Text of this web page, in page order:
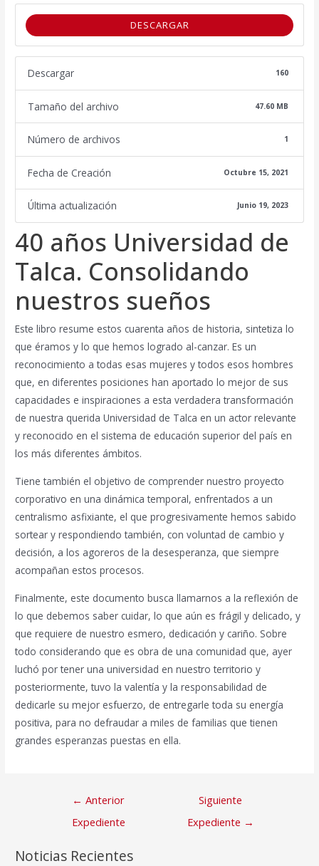
DESCARGAR
Descargar 160
Tamaño del archivo 47.60 MB
Número de archivos 1
Fecha de Creación Octubre 15, 2021
Última actualización Junio 19, 2023
40 años Universidad de
Talca. Consolidando
nuestros sueños
Este libro resume estos cuarenta años de historia, sintetiza lo
que éramos y lo que hemos logrado al-canzar. Es un
reconocimiento a todas esas mujeres y todos esos hombres
que, en diferentes posiciones han aportado lo mejor de sus
capacidades e inspiraciones a esta verdadera transformación
de nuestra querida Universidad de Talca en un actor relevante
y reconocido en el sistema de educación superior del país en
los más diferentes ámbitos.
Tiene también el objetivo de comprender nuestro proyecto
corporativo en una dinámica temporal, enfrentados a un
centralismo asfixiante, el que progresivamente hemos sabido
sortear y respondiendo también, con voluntad de cambio y
decisión, a los agoreros de la desesperanza, que siempre
acompañan estos procesos.
Finalmente, este documento busca llamarnos a la reflexión de
lo que debemos saber cuidar, lo que aún es frágil y delicado, y
que requiere de nuestro esmero, dedicación y cariño. Sobre
todo considerando que es obra de una comunidad que, ayer
luchó por tener una universidad en nuestro territorio y
posteriormente, tuvo la valentía y la responsabilidad de
dedicarle su mejor esfuerzo, de entregarle toda su energía
positiva, para no defraudar a miles de familias que tienen
grandes esperanzas puestas en ella.
Navegación
← Anterior
Expediente
Siguiente
Expediente →
Noticias Recientes